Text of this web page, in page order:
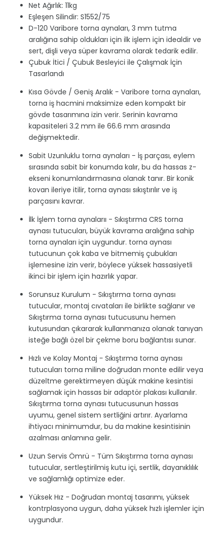
Net Ağırlık: 11kg
Eşleşen Silindir: S1552/75
D-120 Varibore torna aynaları, 3 mm tutma
aralığına sahip oldukları için ilk işlem için idealdir ve
sert, dişli veya süper kavrama olarak tedarik edilir.
Çubuk İtici / Çubuk Besleyici ile Çalışmak İçin
Tasarlandı
Kısa Gövde / Geniş Aralık - Varibore torna aynaları,
torna iş hacmini maksimize eden kompakt bir
gövde tasarımına izin verir. Serinin kavrama
kapasiteleri 3.2 mm ile 66.6 mm arasında
değişmektedir.
Sabit Uzunluklu torna aynaları - İş parçası, eylem
sırasında sabit bir konumda kalır, bu da hassas z-
ekseni konumlandırmasına olanak tanır. Bir konik
kovan ileriye itilir, torna aynası sıkıştırılır ve iş
parçasını kavrar.
İlk İşlem torna aynalarıı - Sıkıştırma CRS torna
aynası tutucuları, büyük kavrama aralığına sahip
torna aynaları için uygundur. torna aynası
tutucunun çok kaba ve bitmemiş çubukları
işlemesine izin verir, böylece yüksek hassasiyetli
ikinci bir işlem için hazırlık yapar.
Sorunsuz Kurulum - Sıkıştırma torna aynası
tutucular, montaj cıvataları ile birlikte sağlanır ve
Sıkıştırma torna aynası tutucusunu hemen
kutusundan çıkararak kullanmanıza olanak tanıyan
isteğe bağlı özel bir çekme boru bağlantısı sunar.
Hızlı ve Kolay Montaj - Sıkıştırma torna aynası
tutucuları torna miline doğrudan monte edilir veya
düzeltme gerektirmeyen düşük makine kesintisi
sağlamak için hassas bir adaptör plakası kullanılır.
Sıkıştırma torna aynası tutucusunun hassas
uyumu, genel sistem sertliğini artırır. Ayarlama
ihtiyacı minimumdur, bu da makine kesintisinin
azalması anlamına gelir.
Uzun Servis Ömrü - Tüm Sıkıştırma torna aynası
tutucular, sertleştirilmiş kutu içi, sertlik, dayanıklılık
ve sağlamlığı optimize eder.
Yüksek Hız - Doğrudan montaj tasarımı, yüksek
kontrplasyona uygun, daha yüksek hızlı işlemler için
uygundur.